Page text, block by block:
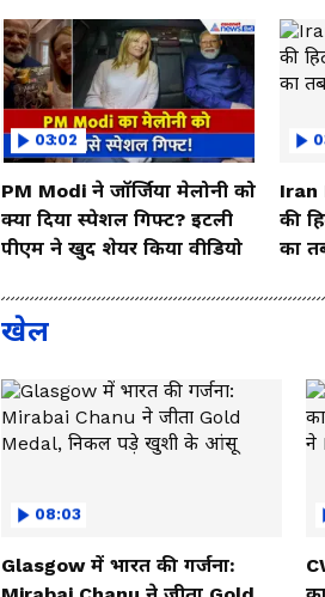
03:02
PM Modi ने जॉर्जिया मेलोनी को
क्या दिया स्पेशल गिफ्ट? इटली
पीएम ने खुद शेयर किया वीडियो
Iran
की
का
खेल
08:03
Glasgow में भारत की गर्जना: